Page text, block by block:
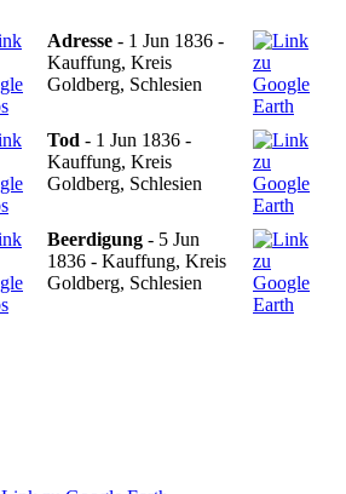
Adresse - 1 Jun 1836 -
Kauffung, Kreis
Goldberg, Schlesien
Tod - 1 Jun 1836 -
Kauffung, Kreis
Goldberg, Schlesien
Beerdigung - 5 Jun
1836 - Kauffung, Kreis
Goldberg, Schlesien